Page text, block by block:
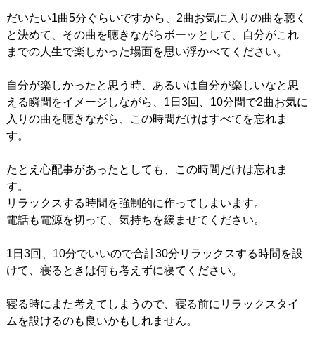
だいたい1曲5分ぐらいですから、2曲お気に入りの曲を聴く
と決めて、その曲を聴きながらボーッとして、自分がこれ
までの人生で楽しかった場面を思い浮かべてください。
自分が楽しかったと思う時、あるいは自分が楽しいなと思
える瞬間をイメージしながら、1日3回、10分間で2曲お気に
入りの曲を聴きながら、この時間だけはすべてを忘れま
す。
たとえ心配事があったとしても、この時間だけは忘れま
す。
リラックスする時間を強制的に作ってしまいます。
電話も電源を切って、気持ちを緩ませてください。
1日3回、10分でいいので合計30分リラックスする時間を設
けて、寝るときは何も考えずに寝てください。
寝る時にまた考えてしまうので、寝る前にリラックスタイ
ムを設けるのも良いかもしれません。